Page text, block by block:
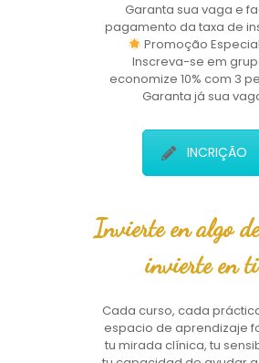
Garanta sua vaga e
pagamento da taxa de
Promoção
Inscreva-se em
economize 10% com 3
Garanta já sua
INCRIÇÃO
Invierte en algo
invierte en
Cada curso, cada
espacio de aprendizaje
tu mirada clínica, tu